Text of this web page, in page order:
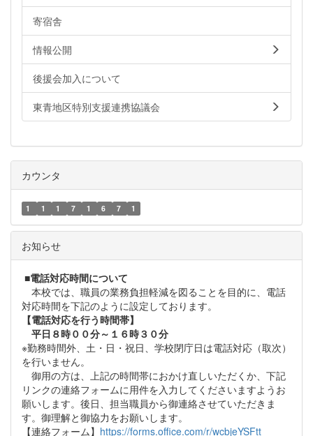
寄宿舎
情報公開
後援会加入について
東青地区特別支援連携協議会
カウンタ
1 1 1 7 1 6 7 1
お知らせ
■電話対応時間について
本校では、職員の業務負担軽減を図ることを目的に、電話
対応時間を下記のように設定しております。
【電話対応を行う時間帯】
平日８時００分～１６時３０分
※勤務時間外、土・日・祝日、学校閉庁日は電話対応（取次）
を行いません。
御用の方は、上記の時間帯におかけ直しいただくか、下記
リンクの連絡フォームに用件を入力してくださいますようお
願いします。後日、担当職員から御連絡させていただきま
す。御理解と御協力をお願いします。
【連絡フォーム】 https://forms.office.com/r/wcbjeYSFtt